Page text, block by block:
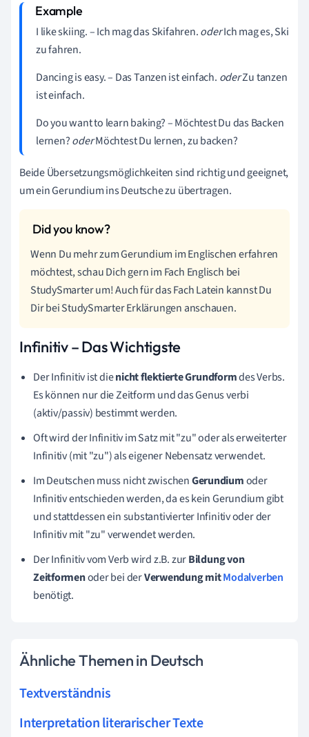
I like skiing. – Ich mag das Skifahren.oderIch mag es, Ski
zu fahren.
Dancing is easy.– Das Tanzen ist einfach. oderZu tanzen
ist einfach.
Do you want to learn baking?–Möchtest Du das Backen
lernen?oderMöchtest Du lernen, zu backen?
Beide Übersetzungsmöglichkeiten sind richtig und geeignet,
um ein Gerundium ins Deutsche zu übertragen.
Wenn Du mehr zum Gerundium im Englischen erfahren
möchtest, schau Dich gern im Fach Englisch bei
StudySmarter um! Auch für das Fach Latein kannst Du
Dir bei StudySmarter Erklärungen anschauen.
Infinitiv – Das Wichtigste
Der Infinitiv ist dienicht flektierte Grundformdes Verbs.
Es können nur die Zeitform und das Genus verbi
(aktiv/passiv) bestimmt werden.
Oft wird der Infinitiv im Satz mit "zu" oder als erweiterter
Infinitiv (mit "zu") als eigener Nebensatz verwendet.
Im Deutschen muss nicht zwischenGerundiumoder
Infinitiv entschieden werden, da es kein Gerundium gibt
und stattdessen ein substantivierter Infinitiv oder der
Infinitiv mit "zu" verwendet werden.
Der Infinitiv vom Verb wird z.B. zurBildung von
Zeitformenoder bei derVerwendung mitModalverben
benötigt.
Ähnliche Themen in Deutsch
Textverständnis
Interpretation literarischer Texte